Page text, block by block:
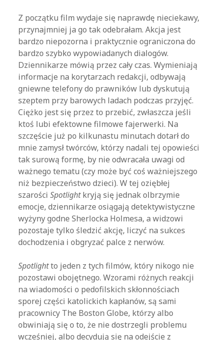
Z początku film wydaje się naprawdę nieciekawy,
przynajmniej ja go tak odebrałam. Akcja jest
bardzo niepozorna i praktycznie ograniczona do
bardzo szybko wypowiadanych dialogów.
Dziennikarze mówią przez cały czas. Wymieniają
informacje na korytarzach redakcji, odbywają
gniewne telefony do prawników lub dyskutują
szeptem przy barowych ladach podczas przyjęć.
Ciężko jest się przez to przebić, zwłaszcza jeśli
ktoś lubi efektowne filmowe fajerwerki. Na
szczęście już po kilkunastu minutach dotarł do
mnie zamysł twórców, którzy nadali tej opowieści
tak surową formę, by nie odwracała uwagi od
ważnego tematu (czy może być coś ważniejszego
niż bezpieczeństwo dzieci). W tej oziębłej
szarościSpotlightkryją się jednak olbrzymie
emocje, dziennikarze osiągają detektywistyczne
wyżyny godne Sherlocka Holmesa, a widzowi
pozostaje tylko śledzić akcję, liczyć na sukces
dochodzenia i obgryzać palce z nerwów.
Spotlightto jeden z tych filmów, który nikogo nie
pozostawi obojętnego. Wzorami różnych reakcji
na wiadomości o pedofilskich skłonnościach
sporej części katolickich kapłanów, są sami
pracownicy The Boston Globe, którzy albo
obwiniają się o to, że nie dostrzegli problemu
wcześniej, albo decydują się na odejście z